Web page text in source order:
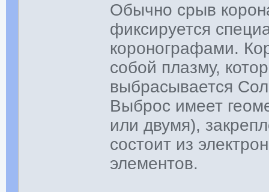
Обычно срыв
фиксируется
коронографами.
собой плазму,
выбрасывается
Выброс имеет
или двумя),
состоит из
элементов.